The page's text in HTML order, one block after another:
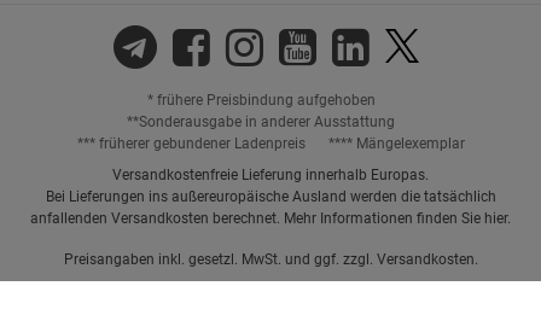
* frühere Preisbindung aufgehoben
**Sonderausgabe in anderer Ausstattung
*** früherer gebundener Ladenpreis
**** Mängelexemplar
Versandkostenfreie Lieferung innerhalb Europas.
Bei Lieferungen ins außereuropäische Ausland werden die tatsächlich
anfallenden Versandkosten berechnet. Mehr Informationen finden Sie hier.
Preisangaben inkl. gesetzl. MwSt. und ggf. zzgl. Versandkosten.